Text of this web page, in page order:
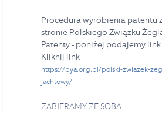
Procedura wyrobienia patentu
stronie Polskiego Związku
Patenty - poniżej podajemy link.
Kliknij link
https://pya.org.pl/polski-zwiazek-
jachtowy/
ZABIERAMY ZE SOBA: